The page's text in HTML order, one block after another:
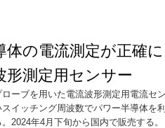
体の電流測定が正確
形測定用センサー
ーブを用いた電流波形測定用電流セ
イッチング周波数でパワー半導体を
2024年4月下旬から国内で販売する。